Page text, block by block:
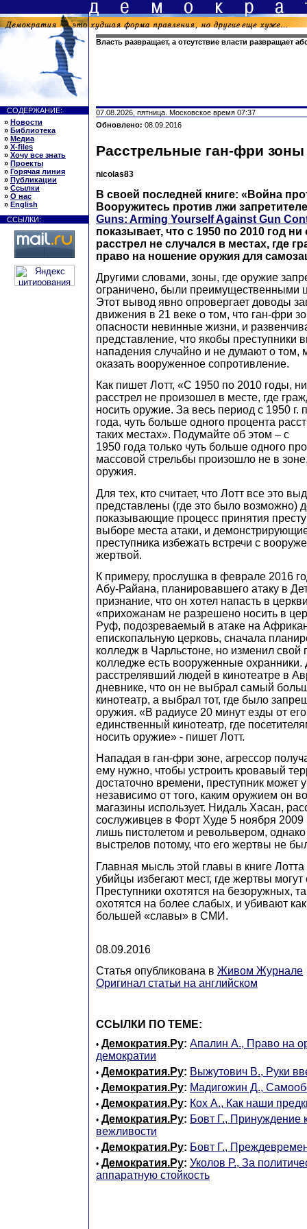
Власть развращает, а отсутствие власти развращает
СОДЕРЖАНИЕ:
» Новости
» Библиотека
» Медиа
» X-files
» Хочу все знать
» Проекты
» Горячая линия
» Публикации
» Ссылки
» О нас
» English
ССЫЛКИ:
07.08.2026, пятница. Московское время 07:37
Обновлено: 08.09.2016
Расстрельные ган-фри зоны
nicolas83
В своей последней книге: «Война
Вооружитесь против лжи
Guns: Arming Yourself Against Gun
показывает, что с 1950 по 2010 год
расстрел не случался в местах, где
право на ношение оружия для
Другими словами, зоны, где оружие
ограничено, были преимущественными
Этот вывод явно опровергает доводы
движения в 21 веке о том, что ган-фри
опасности невинные жизни, и
представление, что якобы преступники
нападения случайно и не думают о том,
оказать вооруженное сопротивление.
Как пишет Лотт, «С 1950 по 2010 годы,
расстрел не произошел в месте, где
носить оружие. За весь период с 1950 г.
года, чуть больше одного процента
таких местах». Подумайте об этом – с
1950 года только чуть больше одного
массовой стрельбы произошло не в
оружия.
Для тех, кто считает, что Лотт все это
представлены (где это было возможно)
показывающие процесс принятия
выборе места атаки, и
преступника избежать встречи с
жертвой.
К примеру, прослушка в феврале 2016
Абу-Райана, планировавшего атаку в
признание, что он хотел напасть в
«прихожанам не разрешено носить в
Руф, подозреваемый в атаке на
епископальную церковь, сначала
колледж в Чарльстоне, но изменил свой
колледже есть вооруженные
расстрелявший людей в кинотеатре в
дневнике, что он не выбрал самый
кинотеатр, а выбрал тот, где было
оружия. «В радиусе 20 минут езды от
единственный кинотеатр, где
носить оружие» - пишет Лотт.
Нападая в ган-фри зоне, агрессор
ему нужно, чтобы устроить кровавый
достаточно времени, преступник может
независимо от того, каким оружием он
магазины использует. Нидаль Хасан,
сослуживцев в Форт Худе 5 ноября
лишь пистолетом и револьвером,
выстрелов потому, что его жертвы не
Главная мысль этой главы в книге
убийцы избегают мест, где жертвы могут
Преступники охотятся на безоружных,
охотятся на более слабых, и убивают
большей «славы» в СМИ.
08.09.2016
Статья опубликована в Живом Журнале
Оригинал статьи на английском
ССЫЛКИ ПО ТЕМЕ:
• Демократия.Ру: Апалин А., Право на
демократии
• Демократия.Ру: Выжутович В., Руки
• Демократия.Ру: Мадигожин Д.,
• Демократия.Ру: Кох А., Как наши
• Демократия.Ру: Бовт Г., Принуждение
вежливости
• Демократия.Ру: Бовт Г.,
• Демократия.Ру: Уколов Р., За
аппаратную стойкость